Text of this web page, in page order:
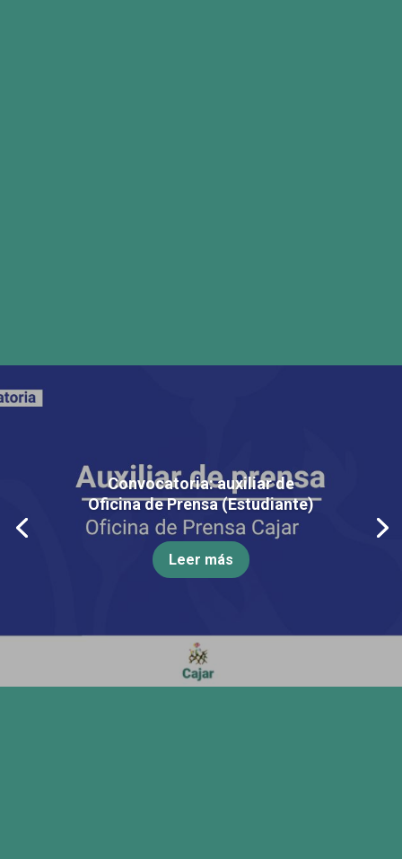
Convocatoria: auxiliar de
Oficina de Prensa (Estudiante)
Leer más